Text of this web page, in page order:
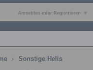
Anmelden oder Registrieren
Sonstige Helis